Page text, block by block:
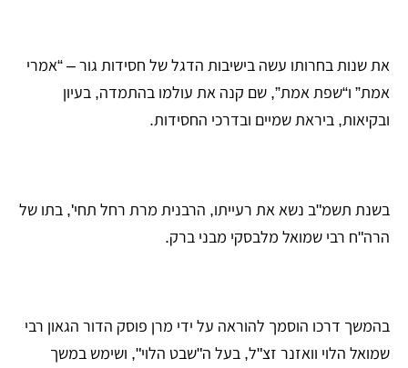
את שנות בחרותו עשה בישיבות הדגל של חסידות גור – “אמרי
אמת” ו“שפת אמת”, שם קנה את עולמו בהתמדה, בעיון
ובקיאות, ביראת שמיים ובדרכי החסידות.
בשנת תשמ"ב נשא את רעייתו, הרבנית מרת רחל תחי', בתו של
הרה"ח רבי שמואל מלבסקי מבני ברק.
בהמשך דרכו הוסמך להוראה על ידי מרן פוסק הדור הגאון רבי
שמואל הלוי וואזנר זצ"ל, בעל ה"שבט הלוי", ושימש במשך